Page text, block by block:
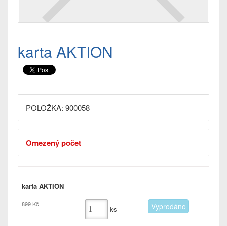
karta AKTION
POLOŽKA: 900058
Omezený počet
karta AKTION
899 Kč
ks